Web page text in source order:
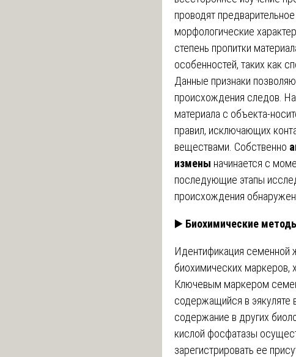
проводят
морфологические
степень пропитки
особенностей, таких как
Данные признаки
происхождения следов. На
материала с объекта-
правил, исключающих
веществами. Собственно
измены начинается с
последующие этапы
происхождения
▶️ Биохимические
Идентификация семенной
биохимических маркеров,
Ключевым маркером
содержащийся в эякуляте
содержание в других
кислой фосфатазы
зарегистрировать ее